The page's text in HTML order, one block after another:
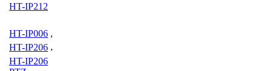
HT-IP212
HT-IP006 ,
HT-IP206 ,
HT-IP206